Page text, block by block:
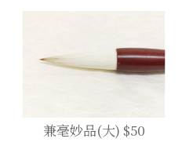
兼毫妙品(大) $50